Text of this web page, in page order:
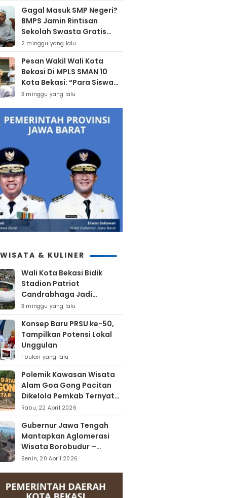
Gagal Masuk SMP Negeri?
BMPS Jamin Rintisan
Sekolah Swasta Gratis
Untuk Masyarakat Kota
Bekasi
2 minggu yang lalu
Pesan Wakil Wali Kota
Bekasi Di MPLS SMAN 10
Kota Bekasi: “Para Siswa
Hindari Perilaku Yang
Norma Masyarakat
Maupun Agama”
3 minggu yang lalu
& KULINER
Wali Kota Bekasi Bidik
Stadion Patriot
Candrabhaga Jadi
Kawasan Sport City Dan
Sport Tourism
3 minggu yang lalu
Konsep Baru PRSU ke-50,
Tampilkan Potensi Lokal
Unggulan
1 bulan yang lalu
Polemik Kawasan Wisata
Alam Goa Gong Pacitan
Dikelola Pemkab Ternyata
Berdiri Di Atas Lahan Milik
Warga
Rabu, 22 April 2026
Gubernur Jawa Tengah
Mantapkan Aglomerasi
Wisata Borobudur –
Kopeng – Rawa Pening
Senin, 20 April 2026